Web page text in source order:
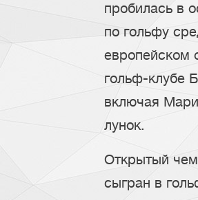
пробилась в
по гольфу
европейском
гольф-клубе
включая
лунок.
Открытый
сыгран в